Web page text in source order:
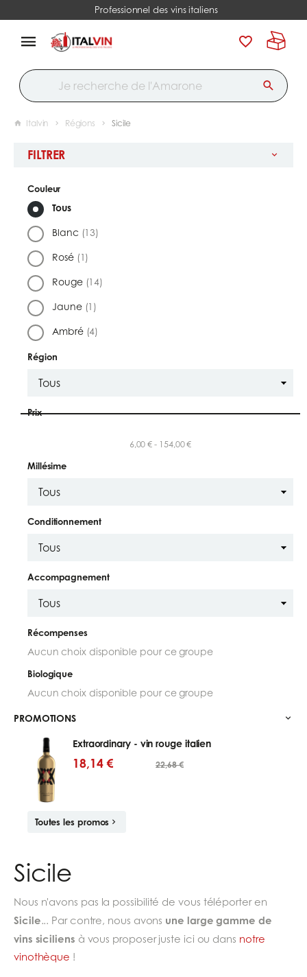
Professionnel des vins italiens
Italvin Régions Sicile
FILTRER
Couleur
Tous
Blanc (13)
Rosé (1)
Rouge (14)
Jaune (1)
Ambré (4)
Région
Prix
6,00 € - 154,00 €
Millésime
Conditionnement
Accompagnement
Récompenses
Aucun choix disponible pour ce groupe
Biologique
Aucun choix disponible pour ce groupe
PROMOTIONS
Extraordinary - vin rouge italien
18,14 € 22,68 €
Toutes les promos
Sicile
Nous n'avons pas la possibilité de vous téléporter en
Sicile... Par contre, nous avons une large gamme de
vins siciliens à vous proposer juste ici ou dans notre
vinothèque !